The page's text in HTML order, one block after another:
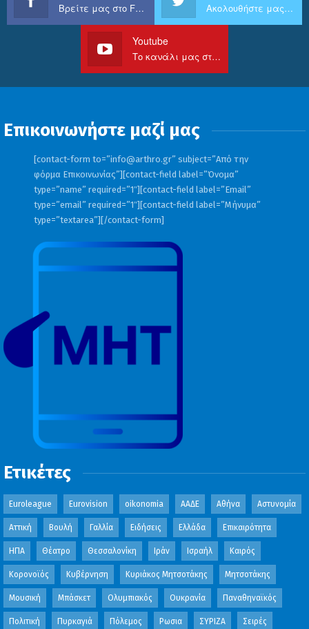
Βρείτε μας στο Facebook Ακολουθήστε μας στο Twitter
Youtube
Το κανάλι μας στο Youtube
Επικοινωνήστε μαζί μας
[contact-form to=”info@arthro.gr” subject=”Από την
φόρμα Επικοινωνίας”][contact-field label=”Όνομα”
type=”name” required=”1″][contact-field label=”Email”
type=”email” required=”1″][contact-field label=”Μήνυμα”
type=”textarea”][/contact-form]
Ετικέτες
Euroleague Eurovision oikonomia ΑΑΔΕ Αθήνα Αστυνομία
Αττική Βουλή Γαλλία Ειδήσεις Ελλάδα Επικαιρότητα
ΗΠΑ Θέατρο Θεσσαλονίκη Ιράν Ισραήλ Καιρός
Κορονοϊός Κυβέρνηση Κυριάκος Μητσοτάκης Μητσοτάκης
Μουσική Μπάσκετ Ολυμπιακός Ουκρανία Παναθηναϊκός
Πολιτική Πυρκαγιά Πόλεμος Ρωσια ΣΥΡΙΖΑ Σειρές